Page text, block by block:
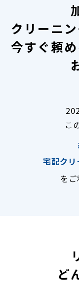
クリーニ
今すぐ頼
こ
宅配ク
を
ど